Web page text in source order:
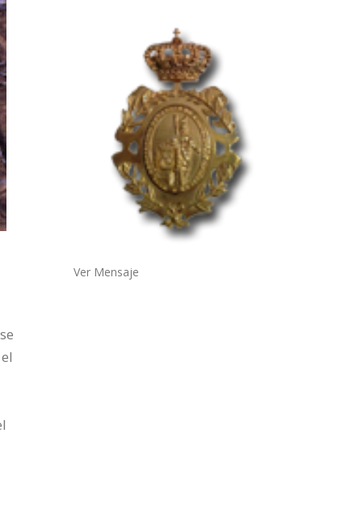
Ver Mensaje